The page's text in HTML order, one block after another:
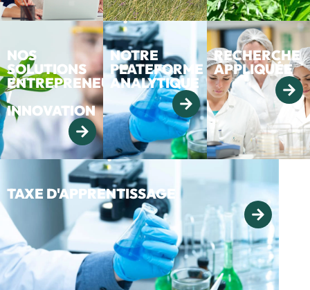
NOS
SOLUTIONS
ENTREPRENEURIAT
/
INNOVATION
NOTRE
PLATEFORME
ANALYTIQUE
RECHERCHE
APPLIQUÉE
TAXE D'APPRENTISSAGE